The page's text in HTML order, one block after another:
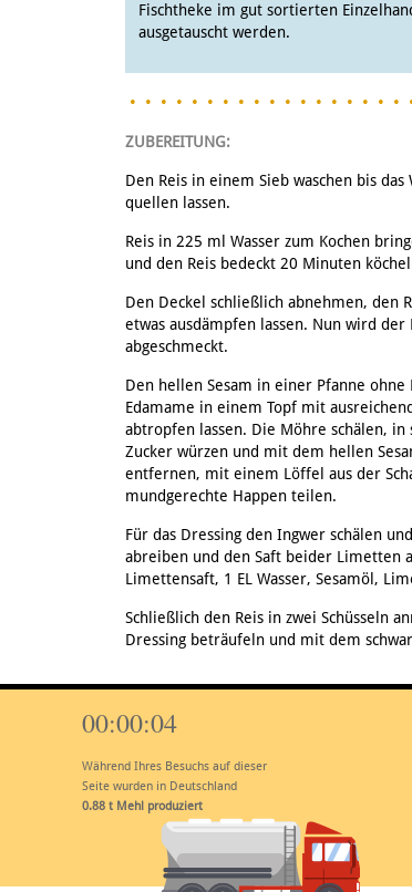
Fischtheke im gut sortierten
ausgetauscht werden.
ZUBEREITUNG:
Den Reis in einem Sieb waschen bis
quellen lassen.
Reis in 225 ml Wasser zum Kochen
und den Reis bedeckt 20 Minuten
Den Deckel schließlich abnehmen, den
etwas ausdämpfen lassen. Nun wird
abgeschmeckt.
Den hellen Sesam in einer Pfanne
Edamame in einem Topf mit
abtropfen lassen. Die Möhre schälen,
Zucker würzen und mit dem hellen
entfernen, mit einem Löffel aus der
mundgerechte Happen teilen.
Für das Dressing den Ingwer schälen
abreiben und den Saft beider Limetten
Limettensaft, 1 EL Wasser, Sesamöl,
Schließlich den Reis in zwei Schüsseln
Dressing beträufeln und mit dem
00:00:05
Während Ihres Besuchs auf dieser
Seite wurden in Deutschland
1.10 t Mehl produziert